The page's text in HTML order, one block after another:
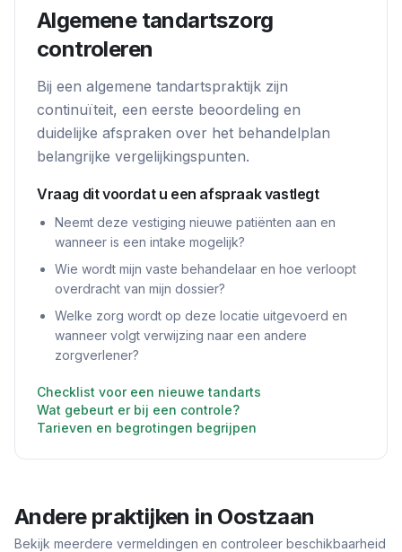
Algemene tandartszorg
controleren
Bij een algemene tandartspraktijk zijn
continuïteit, een eerste beoordeling en
duidelijke afspraken over het behandelplan
belangrijke vergelijkingspunten.
Vraag dit voordat u een afspraak vastlegt
Neemt deze vestiging nieuwe patiënten aan en
wanneer is een intake mogelijk?
Wie wordt mijn vaste behandelaar en hoe verloopt
overdracht van mijn dossier?
Welke zorg wordt op deze locatie uitgevoerd en
wanneer volgt verwijzing naar een andere
zorgverlener?
Checklist voor een nieuwe tandarts
Wat gebeurt er bij een controle?
Tarieven en begrotingen begrijpen
Andere praktijken in Oostzaan
Bekijk meerdere vermeldingen en controleer beschikbaarheid